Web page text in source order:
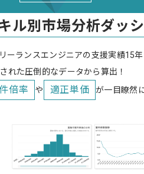
ル別市場分析ダッ
ーランスエンジニアの支援実績15
れた圧倒的なデータから算出！
倍率 や 適正単価 が一目瞭然